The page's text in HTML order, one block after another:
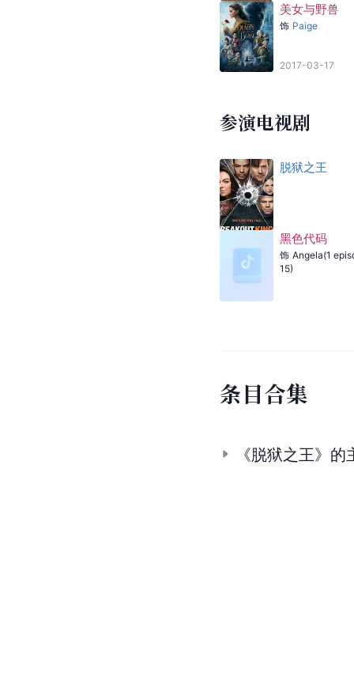
美女与野兽
饰 Paige
2017-03-17
参演电视剧
脱狱之王
黑色代码
饰 Angela(1
15)
条目合集
《脱狱之王》的